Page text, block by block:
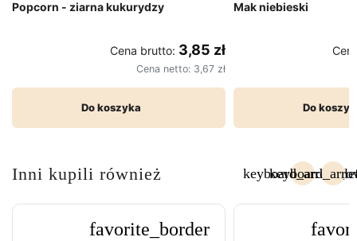
Popcorn - ziarna kukurydzy
Cena brutto: 3,85 zł
Cena netto: 3,67 zł
Do koszyka
Mak niebieski
Do
Inni kupili również Poprzedni
favorite_border